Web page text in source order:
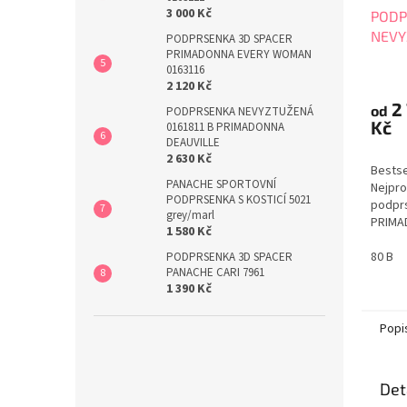
3 000 Kč
PODPRSENKA 3D SPACER
PRIMADONNA EVERY WOMAN
0163116
2 120 Kč
PODPRSENKA NEVYZTUŽENÁ
0161811 B PRIMADONNA
DEAUVILLE
2 630 Kč
PANACHE SPORTOVNÍ
PODPRSENKA S KOSTICÍ 5021
grey/marl
1 580 Kč
PODPRSENKA 3D SPACER
PANACHE CARI 7961
1 390 Kč
je
5
od 2
Kč
80 B